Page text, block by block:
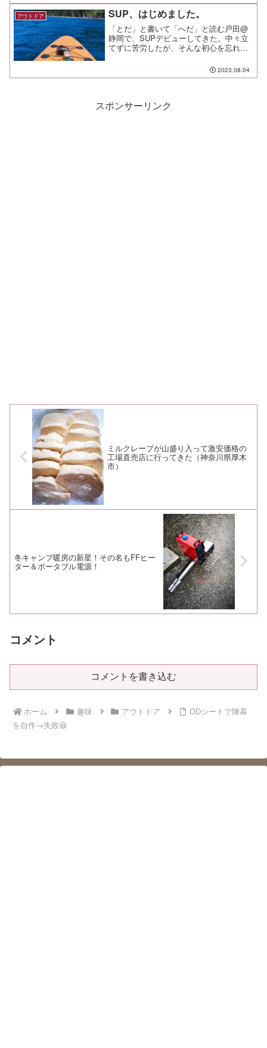
アウトドア SUP、はじめました。
「とだ」と書いて「へだ」と読む戸田@
静岡で、SUPデビューしてきた。中々立
てずに苦労したが、そんな初心を忘れな
2023.08.04
スポンサーリンク
ミルクレープが山盛り入って激安価格の
工場直売店に行ってきた（神奈川県厚木
市）
冬キャンプ暖房の新星！その名もFFヒー
ター＆ポータブル電源！
コメント
コメントを書き込む
ホーム 趣味 アウトドア
ODシートで陣幕
を自作→失敗😆